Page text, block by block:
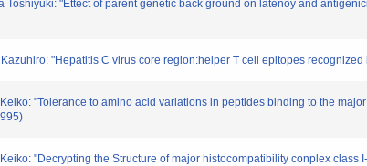
Toshiyuki: "Ettect of parent genetic back ground on latenoy and
"Hepatitis C virus core region:helper T cell epitopes
"Tolerance to amino acid variations in peptides binding to the
"Decrypting the Structure of major histocompatibility conplex